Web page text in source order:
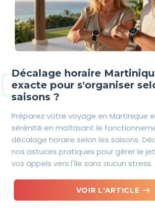
Décalage horaire
exacte pour s'organiser
saisons ?
Préparez votre voyage en Martinique
sérénité en maîtrisant le
décalage horaire selon les saisons.
nos astuces pratiques pour gérer le
vos appels vers l'île sans aucun stress.
VOIR L'ARTICLE east